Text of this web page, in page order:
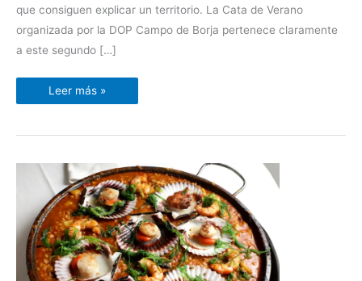
que consiguen explicar un territorio. La Cata de Verano
organizada por la DOP Campo de Borja pertenece claramente
a este segundo […]
Leer más »